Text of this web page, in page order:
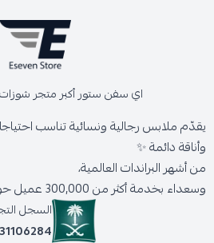
اي سفن ستور أكبر متجر
يقدّم ملابس رجالية ونسائية تناسب
وأناقة دائمة ✨
من أشهر البراندات العالمية،
وسعداء بخدمة أكثر من 300,000 عميل حول المملكة.
السجل